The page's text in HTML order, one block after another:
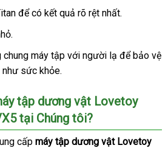
cấp
chiết
để có kết quả rõ rệt nhất.
chung máy tập nước
với người lạ tham
để bảo vệ
như sức khỏe.
tập dương vật Lovetoy
tại Chúng tôi?
cấp máy tập dương vật Lovetoy